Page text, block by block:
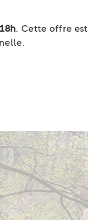
. Cette offre est